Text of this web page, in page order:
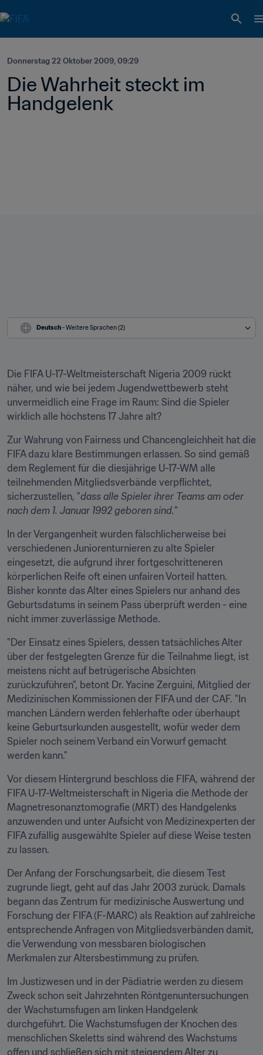
Donnerstag 22 Oktober 2009, 09:29
Die Wahrheit steckt im
Handgelenk
Deutsch - Weitere Sprachen (2)
Die FIFA U-17-Weltmeisterschaft Nigeria 2009 rückt
näher, und wie bei jedem Jugendwettbewerb steht
unvermeidlich eine Frage im Raum: Sind die Spieler
wirklich alle höchstens 17 Jahre alt?
Zur Wahrung von Fairness und Chancengleichheit hat die
FIFA dazu klare Bestimmungen erlassen. So sind gemäß
dem Reglement für die diesjährige U-17-WM alle
teilnehmenden Mitgliedsverbände verpflichtet,
sicherzustellen, "dass alle Spieler ihrer Teams am oder
nach dem 1. Januar 1992 geboren sind."
In der Vergangenheit wurden fälschlicherweise bei
verschiedenen Juniorenturnieren zu alte Spieler
eingesetzt, die aufgrund ihrer fortgeschritteneren
körperlichen Reife oft einen unfairen Vorteil hatten.
Bisher konnte das Alter eines Spielers nur anhand des
Geburtsdatums in seinem Pass überprüft werden - eine
nicht immer zuverlässige Methode.
"Der Einsatz eines Spielers, dessen tatsächliches Alter
über der festgelegten Grenze für die Teilnahme liegt, ist
meistens nicht auf betrügerische Absichten
zurückzuführen", betont Dr. Yacine Zerguini, Mitglied der
Medizinischen Kommissionen der FIFA und der CAF. "In
manchen Ländern werden fehlerhafte oder überhaupt
keine Geburtsurkunden ausgestellt, wofür weder dem
Spieler noch seinem Verband ein Vorwurf gemacht
werden kann."
Vor diesem Hintergrund beschloss die FIFA, während der
FIFA U-17-Weltmeisterschaft in Nigeria die Methode der
Magnetresonanztomografie (MRT) des Handgelenks
anzuwenden und unter Aufsicht von Medizinexperten der
FIFA zufällig ausgewählte Spieler auf diese Weise testen
zu lassen.
Der Anfang der Forschungsarbeit, die diesem Test
zugrunde liegt, geht auf das Jahr 2003 zurück. Damals
begann das Zentrum für medizinische Auswertung und
Forschung der FIFA (F-MARC) als Reaktion auf zahlreiche
entsprechende Anfragen von Mitgliedsverbänden damit,
die Verwendung von messbaren biologischen
Merkmalen zur Altersbestimmung zu prüfen.
Im Justizwesen und in der Pädiatrie werden zu diesem
Zweck schon seit Jahrzehnten Röntgenuntersuchungen
der Wachstumsfugen am linken Handgelenk
durchgeführt. Die Wachstumsfugen der Knochen des
menschlichen Skeletts sind während des Wachstums
offen und schließen sich mit steigendem Alter zu